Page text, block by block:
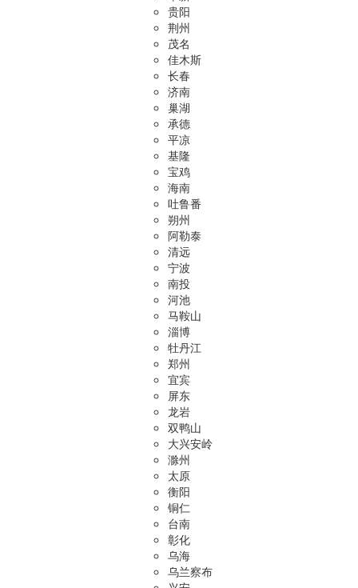
贵阳
荆州
茂名
佳木斯
长春
济南
巢湖
承德
平凉
基隆
宝鸡
海南
吐鲁番
朔州
阿勒泰
清远
宁波
南投
河池
马鞍山
淄博
牡丹江
郑州
宜宾
屏东
龙岩
双鸭山
大兴安岭
滁州
太原
衡阳
铜仁
台南
彰化
乌海
乌兰察布